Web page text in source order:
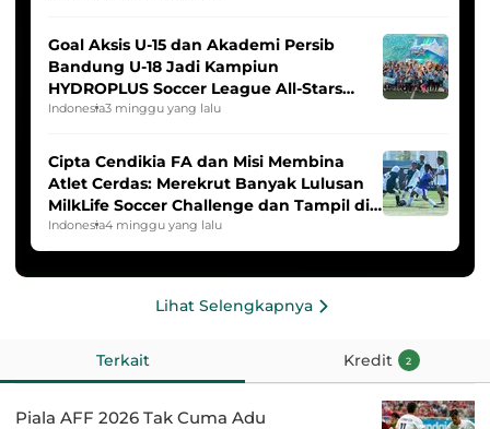
Goal Aksis U-15 dan Akademi Persib
Bandung U-18 Jadi Kampiun
HYDROPLUS Soccer League All-Stars
2025/2026
Indonesia3 minggu yang lalu
Cipta Cendikia FA dan Misi Membina
Atlet Cerdas: Merekrut Banyak Lulusan
MilkLife Soccer Challenge dan Tampil di
HYDROPLUS Soccer League
Indonesia4 minggu yang lalu
Lihat Selengkapnya
Terkait Kredit 2
Piala AFF 2026 Tak Cuma Adu